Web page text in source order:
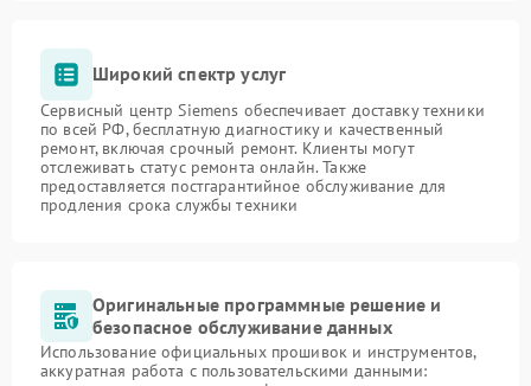
Широкий спектр услуг
Сервисный центр Siemens обеспечивает доставку техники
по всей РФ, бесплатную диагностику и качественный
ремонт, включая срочный ремонт. Клиенты могут
отслеживать статус ремонта онлайн. Также
предоставляется постгарантийное обслуживание для
продления срока службы техники
Оригинальные программные решение и
безопасное обслуживание данных
Использование официальных прошивок и инструментов,
аккуратная работа с пользовательскими данными: